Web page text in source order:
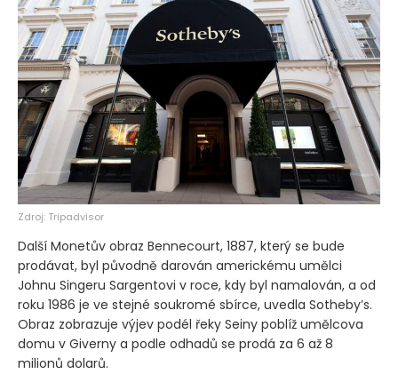
Zdroj: Tripadvisor
Další Monetův obraz Bennecourt, 1887, který se bude
prodávat, byl původně darován americkému umělci
Johnu Singeru Sargentovi v roce, kdy byl namalován, a od
roku 1986 je ve stejné soukromé sbírce, uvedla Sotheby’s.
Obraz zobrazuje výjev podél řeky Seiny poblíž umělcova
domu v Giverny a podle odhadů se prodá za 6 až 8
milionů dolarů.